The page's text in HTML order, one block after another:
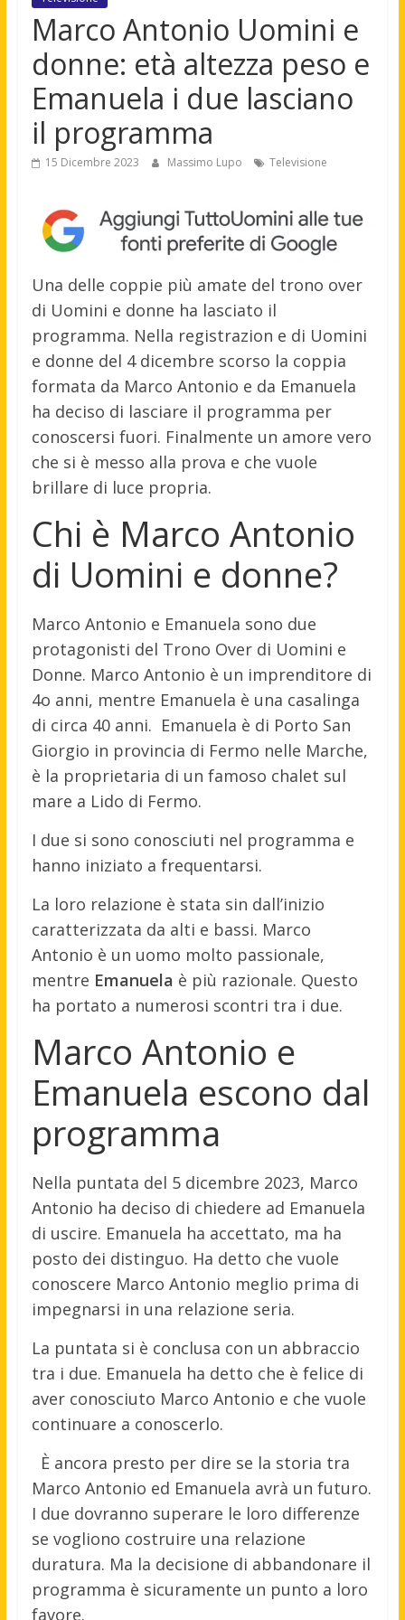
Marco Antonio Uomini e
donne: età altezza peso e
Emanuela i due lasciano
il programma
15 Dicembre 2023 Massimo Lupo Televisione
Una delle coppie più amate del trono over
di Uomini e donne ha lasciato il
programma. Nella registrazion e di Uomini
e donne del 4 dicembre scorso la coppia
formata da Marco Antonio e da Emanuela
ha deciso di lasciare il programma per
conoscersi fuori. Finalmente un amore vero
che si è messo alla prova e che vuole
brillare di luce propria.
Chi è Marco Antonio
di Uomini e donne?
Marco Antonio e Emanuela sono due
protagonisti del Trono Over di Uomini e
Donne. Marco Antonio è un imprenditore di
4o anni, mentre Emanuela è una casalinga
di circa 40 anni. Emanuela è di Porto San
Giorgio in provincia di Fermo nelle Marche,
è la proprietaria di un famoso chalet sul
mare a Lido di Fermo.
I due si sono conosciuti nel programma e
hanno iniziato a frequentarsi.
La loro relazione è stata sin dall’inizio
caratterizzata da alti e bassi. Marco
Antonio è un uomo molto passionale,
mentre Emanuela è più razionale. Questo
ha portato a numerosi scontri tra i due.
Marco Antonio e
Emanuela escono dal
programma
Nella puntata del 5 dicembre 2023, Marco
Antonio ha deciso di chiedere ad Emanuela
di uscire. Emanuela ha accettato, ma ha
posto dei distinguo. Ha detto che vuole
conoscere Marco Antonio meglio prima di
impegnarsi in una relazione seria.
La puntata si è conclusa con un abbraccio
tra i due. Emanuela ha detto che è felice di
aver conosciuto Marco Antonio e che vuole
continuare a conoscerlo.
È ancora presto per dire se la storia tra
Marco Antonio ed Emanuela avrà un futuro.
I due dovranno superare le loro differenze
se vogliono costruire una relazione
duratura. Ma la decisione di abbandonare il
programma è sicuramente un punto a loro
favore.